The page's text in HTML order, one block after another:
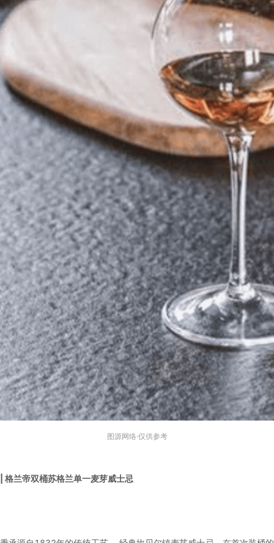
图源网络·仅供参考
| 格兰帝双桶苏格兰单一麦芽威士忌